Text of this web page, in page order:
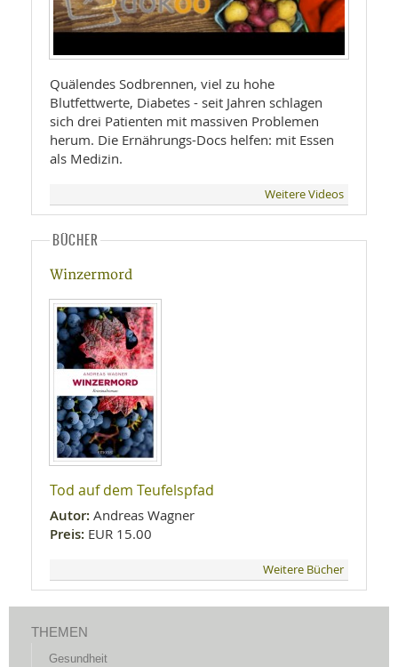
Quälendes Sodbrennen, viel zu hohe
Blutfettwerte, Diabetes - seit Jahren schlagen
sich drei Patienten mit massiven Problemen
herum. Die Ernährungs-Docs helfen: mit Essen
als Medizin.
Weitere Videos
BÜCHER
Winzermord
Tod auf dem Teufelspfad
Autor: Andreas Wagner
Preis: EUR 15.00
Weitere Bücher
THEMEN
Gesundheit